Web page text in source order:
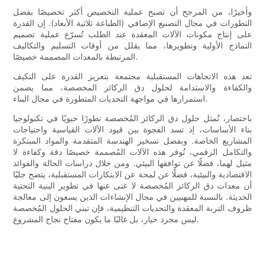
وأخيرًا، من المرجح أن تصبح عملية التخصيص أكثر تخصيصًا بفضل
التطورات في مجال التصنيع الإضافي (الطباعة ثلاثية الأبعاد). إن القدرة
على إنتاج مكونات الآلات المعقدة عند الطلب تُسرّع عملية تصميم
النماذج الأولية وتطويرها، مما يقلل من أوقات التسليم والتكاليف
المرتبطة بالمعدات المصممة خصيصًا.
تعد هذه الاتجاهات المستقبلية مجتمعة بتعزيز القدرة على التكيف
والكفاءة والاستدامة لحلول دق الركائز المخصصة، مما يضمن
استمرارها في مواجهة التحديات المتطورة في مجال البناء.
باختصار، تُمثل حلول دق الركائز المُخصصة تطورًا حيويًا في تكنولوجيا
بناء الأساسات، إذ تسد الفجوة بين قيود الآلات القياسية واحتياجات
المشاريع الخاصة. وبفضل تسخير الهندسة المتقدمة والمواد المبتكرة
والتكامل الرقمي، تُوفر هذه الآلات المُصممة خصيصًا دقة وكفاءة لا
مثيل لهما، فضلًا عن توافقها البيئي. ومن خلال دراسات الحالة والفوائد
الاقتصادية والبيئية، فضلًا عن لمحة عن الابتكارات المستقبلية، يتضح جليًا
أن معدات دق الركائز المُخصصة لا غنى عنها في تطوير البنية التحتية
الحديثة. بالنسبة للمهنيين في مجال الإنشاءات الذين يسعون إلى معالجة
ظروف التربة المعقدة والتحديات التنظيمية، فإن تبني الحلول المُخصصة
ليس مجرد خيار، بل غالبًا ما يكون مفتاح نجاح المشروع.